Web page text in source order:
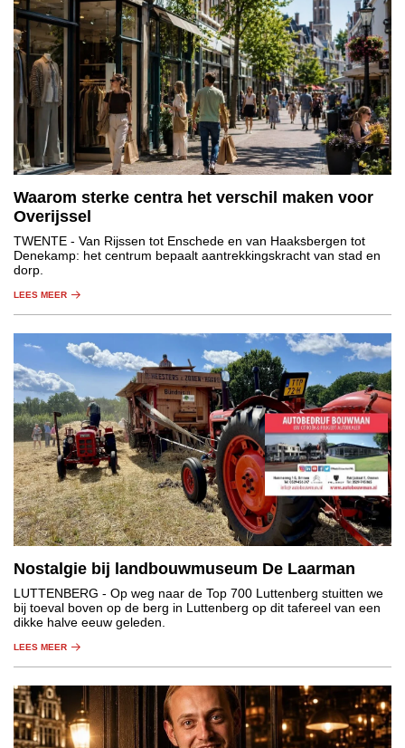
Waarom sterke centra het verschil maken voor
Overijssel
TWENTE - Van Rijssen tot Enschede en van Haaksbergen tot
Denekamp: het centrum bepaalt aantrekkingskracht van stad en
dorp.
LEES MEER
Nostalgie bij landbouwmuseum De Laarman
LUTTENBERG - Op weg naar de Top 700 Luttenberg stuitten we
bij toeval boven op de berg in Luttenberg op dit tafereel van een
dikke halve eeuw geleden.
LEES MEER